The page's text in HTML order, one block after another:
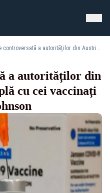
Decizie controversată a autorităților din Austria. Ce se întâmplă cu cei vaccinați cu serul Johnson&Johnson
a autorităților din
cu cei vaccinați